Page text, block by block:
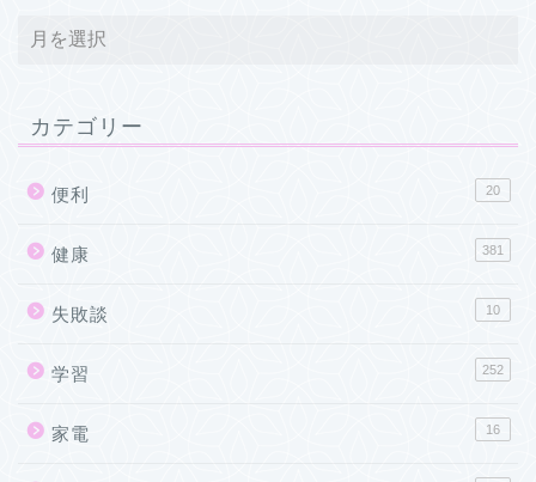
カテゴリー
便利 20
健康 381
失敗談 10
学習 252
家電 16